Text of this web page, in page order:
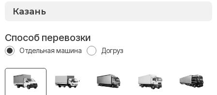
Способ перевозки
Отдельная машина Догруз